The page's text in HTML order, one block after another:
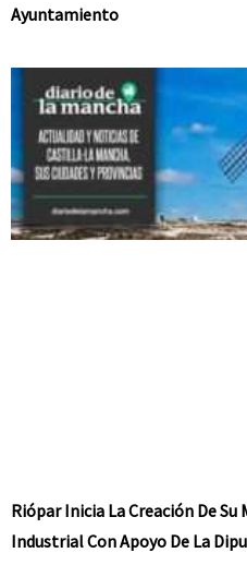
Ayuntamiento
Riópar Inicia La Creación De Su
Industrial Con Apoyo De La